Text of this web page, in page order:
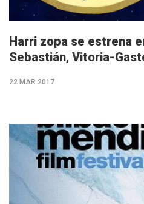
Harri zopa se estrena
Sebastián, Vitoria-
22 MAR 2017
M�s
info